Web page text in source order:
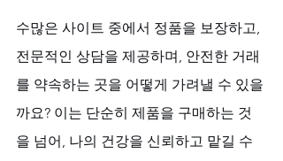
수많은 사이트 중에서 정품을 보장하고,
전문적인 상담을 제공하며, 안전한 거래
를 약속하는 곳을 어떻게 가려낼 수 있을
까요? 이는 단순히 제품을 구매하는 것
을 넘어, 나의 건강을 신뢰하고 맡길 수